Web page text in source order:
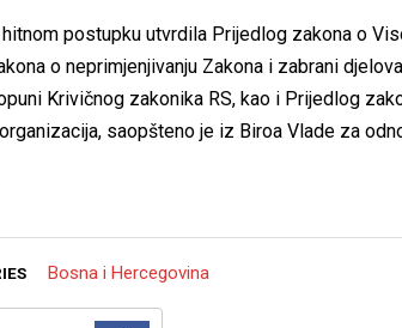
postupku utvrdila Prijedlog zakona o
o neprimjenjivanju Zakona i zabrani
Krivičnog zakonika RS, kao i Prijedlog
saopšteno je iz Biroa Vlade za
Bosna i Hercegovina